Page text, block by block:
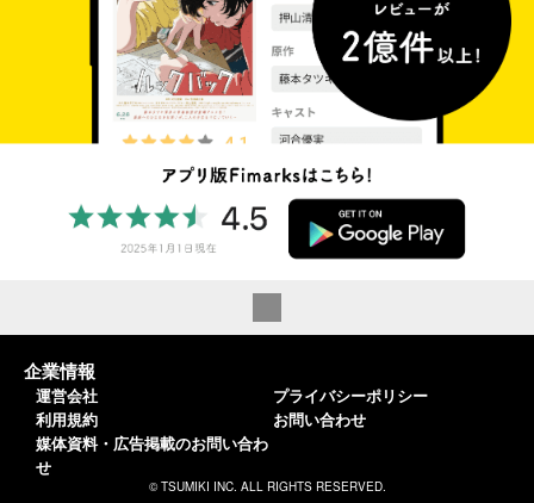
企業情報
運営会社
利用規約
媒体資料・広告掲載のお問い合わ
せ
プライバシーポリシー
お問い合わせ
© TSUMIKI INC. ALL RIGHTS RESERVED.